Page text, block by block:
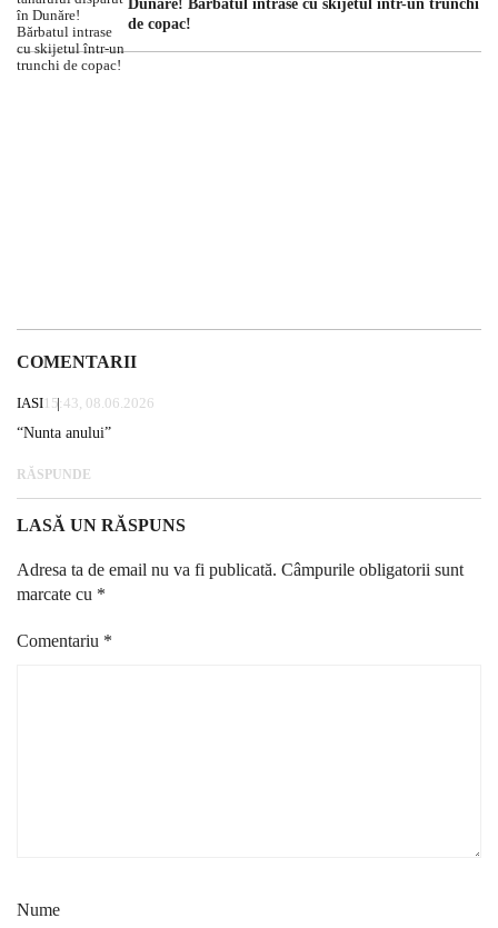
Dunăre! Bărbatul intrase cu skijetul într-un trunchi
de copac!
COMENTARII
IASI15:43, 08.06.2026
“Nunta anului”
RĂSPUNDE
LASĂ UN RĂSPUNS
Adresa ta de email nu va fi publicată. Câmpurile obligatorii sunt
marcate cu *
Comentariu *
Nume